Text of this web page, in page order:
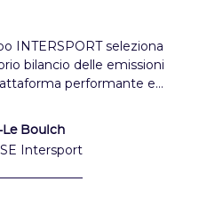
INTERSPORT seleziona
bilancio delle emissioni
performante e
di autonomia
Boulch
Intersport